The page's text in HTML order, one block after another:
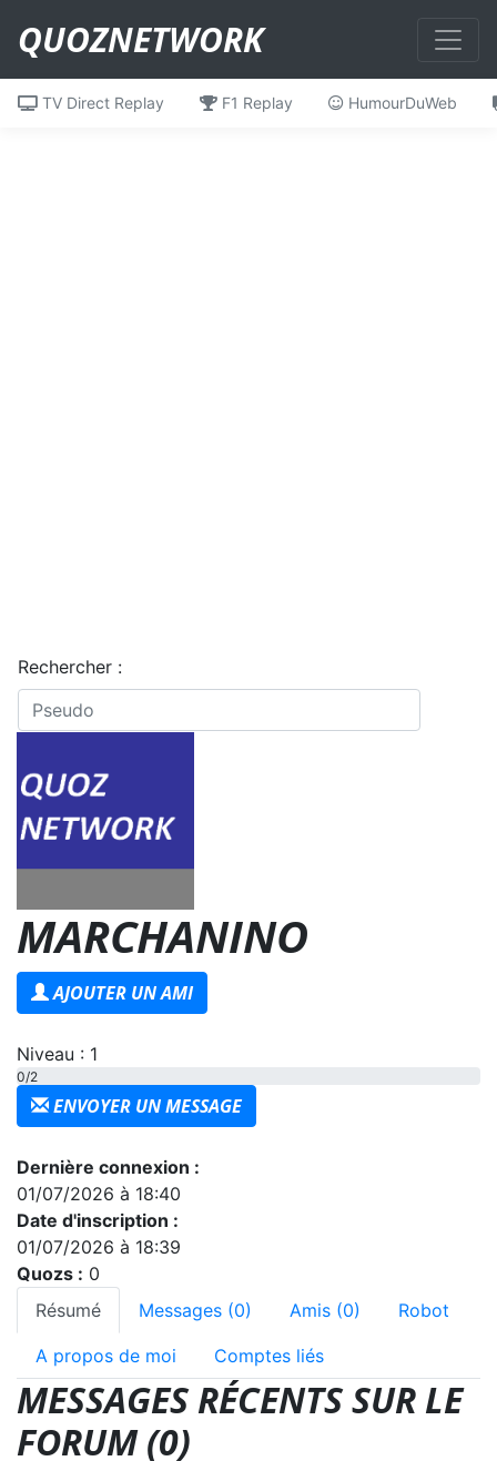
QUOZNETWORK
TV Direct Replay F1 Replay HumourDuWeb
Rechercher :
MARCHANINO
AJOUTER UN AMI
Niveau : 1
0/2
ENVOYER UN MESSAGE
Dernière connexion :
01/07/2026 à 18:40
Date d'inscription :
01/07/2026 à 18:39
Quozs : 0
Résumé
Messages (0) Amis (0) Robot
A propos de moi Comptes liés
MESSAGES RÉCENTS SUR LE
FORUM (0)